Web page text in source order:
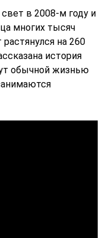
в 2008-м году и
многих тысяч
на 260
история
обычной жизнью